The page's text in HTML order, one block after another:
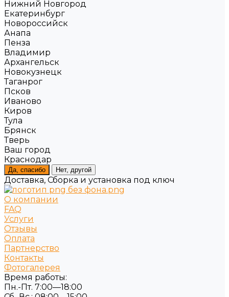
Нижний Новгород
Екатеринбург
Новороссийск
Анапа
Пенза
Владимир
Архангельск
Новокузнецк
Таганрог
Псков
Иваново
Киров
Тула
Брянск
Тверь
Ваш город
Краснодар
Да, спасибо Нет, другой
Доставка, Сборка и установка под ключ
О компании
FAQ
Услуги
Отзывы
Оплата
Партнерство
Контакты
Фотогалерея
Время работы:
Пн.-Пт. 7:00—18:00